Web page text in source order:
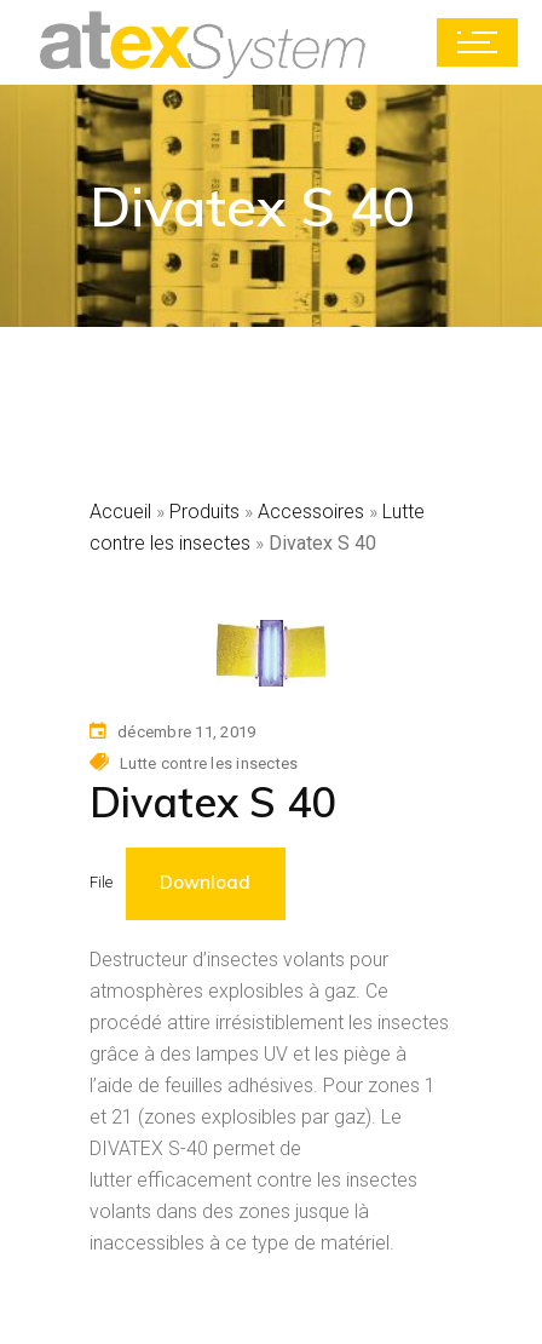
Divatex S 40
Accueil » Produits » Accessoires » Lutte
contre les insectes » Divatex S 40
décembre 11, 2019
Lutte contre les insectes
Divatex S 40
File Download
Destructeur d’insectes volants pour
atmosphères explosibles à gaz. Ce
procédé attire irrésistiblement les insectes
grâce à des lampes UV et les piège à
l’aide de feuilles adhésives. Pour zones 1
et 21 (zones explosibles par gaz). Le
DIVATEX S-40 permet de
lutter efficacement contre les insectes
volants dans des zones jusque là
inaccessibles à ce type de matériel.